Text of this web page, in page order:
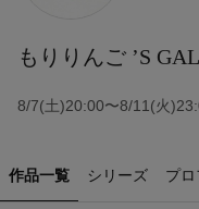
もりりんご ’S
8/7(土)20:00〜8/11(火
作品一覧 シリーズ プ